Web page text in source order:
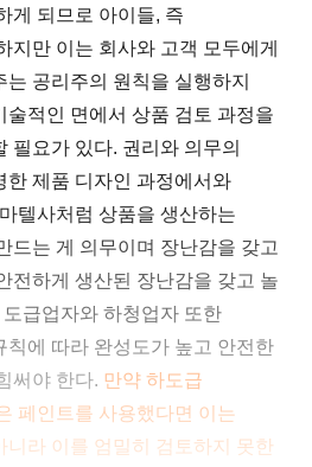
게 되므로 아이들, 즉
지만 이는 회사와 고객 모두에게
공리주의 원칙을 실행하지
술적인 면에서 상품 검토 과정을
필요가 있다. 권리와 의무의
한 제품 디자인 과정에서와
텔사처럼 상품을 생산하는
드는 게 의무이며 장난감을 갖고
전하게 생산된 장난감을 갖고 놀
급업자와 하청업자 또한
칙에 따라 완성도가 높고 안전한
써야 한다. 만약 하도급
페인트를 사용했다면 이는
니라 이를 엄밀히 검토하지 못한